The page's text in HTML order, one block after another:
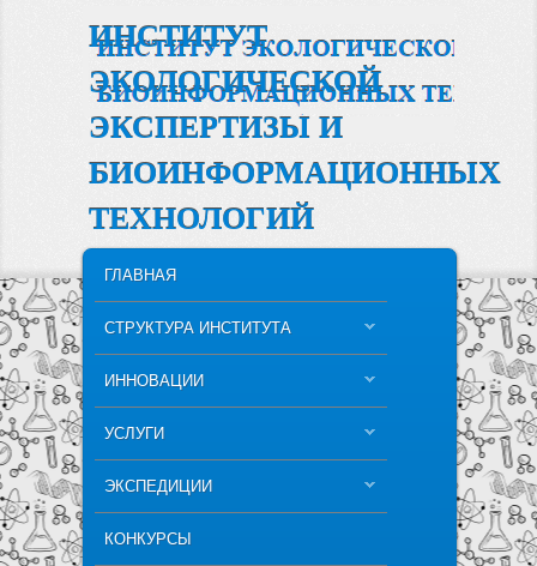
ИНСТИТУТ
ЭКОЛОГИЧЕСКОЙ
ЭКСПЕРТИЗЫ И
БИОИНФОРМАЦИОННЫХ
ТЕХНОЛОГИЙ
SKIP TO PRIMARY CONTENT
SKIP TO SECONDARY CONTENT
ГЛАВНАЯ
СТРУКТУРА ИНСТИТУТА
ИННОВАЦИИ
УСЛУГИ
ЭКСПЕДИЦИИ
КОНКУРСЫ